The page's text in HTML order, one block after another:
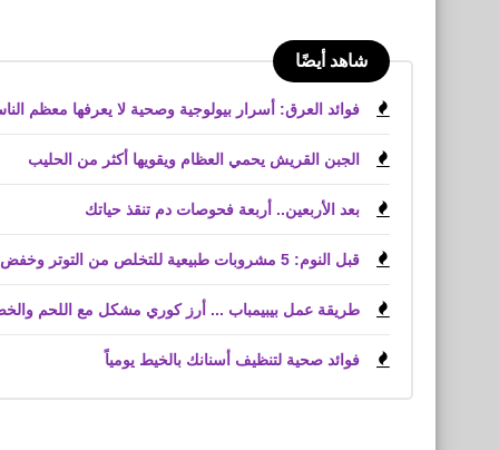
شاهد أيضًا
فوائد العرق: أسرار بيولوجية وصحية لا يعرفها معظم
الجبن القريش يحمي العظام ويقويها أكثر من الحليب
بعد الأربعين.. أربعة فحوصات دم تنقذ حياتك
قبل النوم: 5 مشروبات طبيعية للتخلص من التوتر وخفض الكوليسترول
طريقة عمل بيبيمباب ... أرز كوري مشكل مع اللحم
فوائد صحية لتنظيف أسنانك بالخيط يومياً